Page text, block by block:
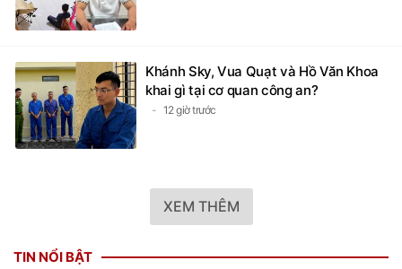
Khánh Sky, Vua Quạt và Hồ Văn Khoa
khai gì tại cơ quan công an?
12 giờ trước
XEM THÊM
TIN NỔI BẬT